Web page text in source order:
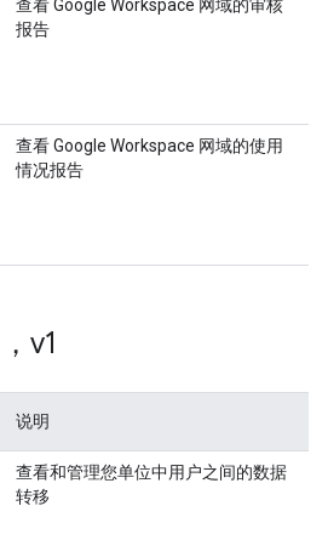
查看 Google Workspace 网域的审核
报告
查看 Google Workspace 网域的使用
情况报告
，v1
说明
查看和管理您单位中用户之间的数据
转移